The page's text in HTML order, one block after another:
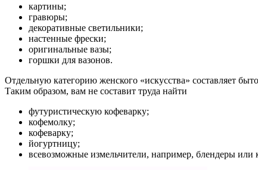
картины;
гравюры;
декоративные светильники;
настенные фрески;
оригинальные вазы;
горшки для вазонов.
Отдельную категорию женского «искусства» составляет
Таким образом, вам не составит труда найти
футуристическую кофеварку;
кофемолку;
кофеварку;
йогуртницу;
всевозможные измельчители, например, блендеры